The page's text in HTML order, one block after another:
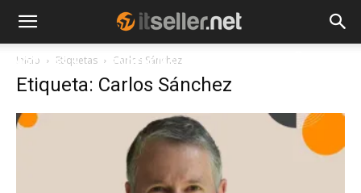
NOTICIAS TENDENCIAS
Inicio Etiquetas Carlos Sánchez
Etiqueta: Carlos Sánchez